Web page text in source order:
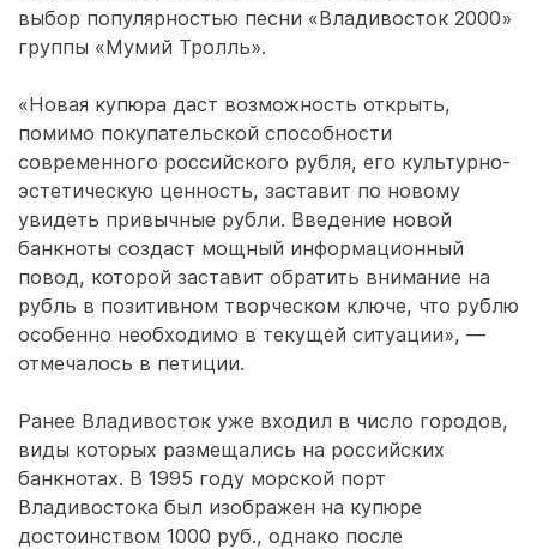
выбор популярностью песни «Владивосток 2000»
группы «Мумий Тролль».
«Новая купюра даст возможность открыть,
помимо покупательской способности
современного российского рубля, его культурно-
эстетическую ценность, заставит по новому
увидеть привычные рубли. Введение новой
банкноты создаст мощный информационный
повод, которой заставит обратить внимание на
рубль в позитивном творческом ключе, что рублю
особенно необходимо в текущей ситуации», —
отмечалось в петиции.
Ранее Владивосток уже входил в число городов,
виды которых размещались на российских
банкнотах. В 1995 году морской порт
Владивостока был изображен на купюре
достоинством 1000 руб., однако после